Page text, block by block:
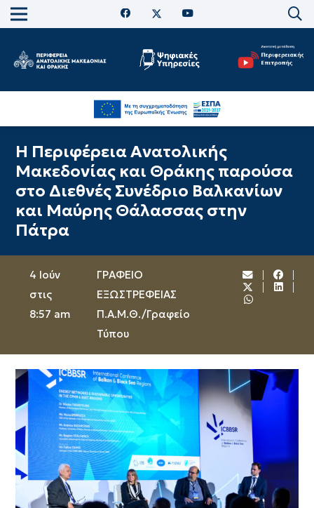
Η Περιφέρεια Ανατολικής
Μακεδονίας και Θράκης παρούσα
στο Διεθνές Συνέδριο Βαλκανίων
και Μαύρης Θάλασσας στην
Πάτρα
4 Ιούν
στις
8:57 am
ΓΡΑΦΕΙΟ
ΕΞΩΣΤΡΕΦΕΙΑΣ
Π.Α.Μ.Θ./Γραφείο
Τύπου